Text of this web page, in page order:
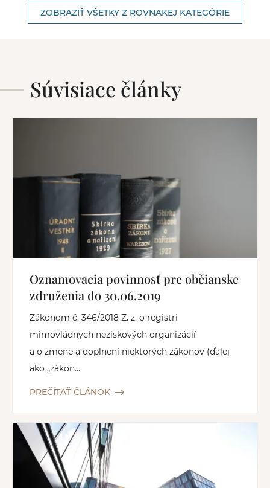
ZOBRAZIŤ VŠETKY Z ROVNAKEJ KATEGÓRIE
Súvisiace články
Oznamovacia povinnosť pre občianske
združenia do 30.06.2019
Zákonom č. 346/2018 Z. z. o registri
mimovládnych neziskových organizácií
a o zmene a doplnení niektorých zákonov (ďalej
ako „zákon...
PREČÍTAŤ ČLÁNOK